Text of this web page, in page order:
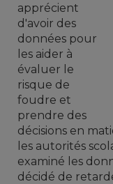
apprécient
d'avoir des
données pour
les aider à
évaluer le
risque de
foudre et
prendre des
décisions en
les autorités
examiné les
décidé de